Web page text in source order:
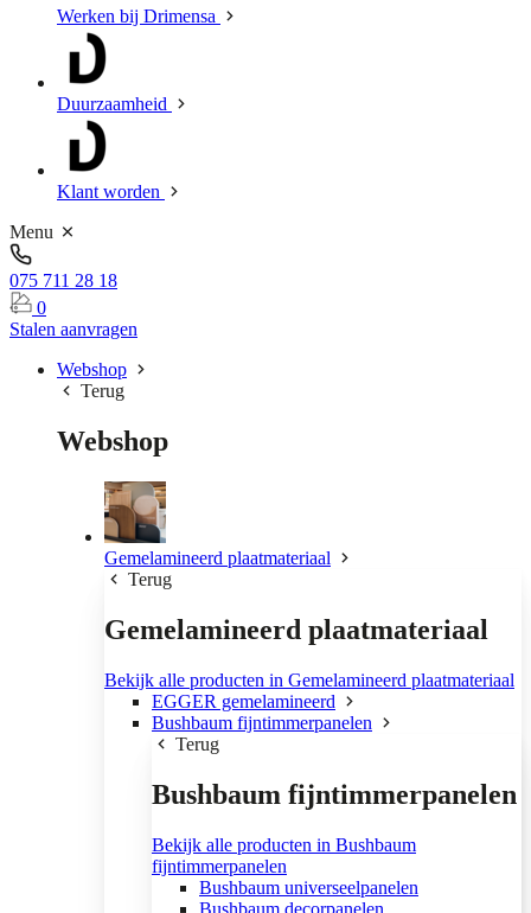
Werken bij Drimensa
Duurzaamheid
Klant worden
Menu
075 711 28 18
0
Stalen aanvragen
Webshop
Terug
Webshop
Gemelamineerd plaatmateriaal
Terug
Gemelamineerd plaatmateriaal
Bekijk alle producten in Gemelamineerd plaatmateriaal
EGGER gemelamineerd
Bushbaum fijntimmerpanelen
Terug
Bushbaum fijntimmerpanelen
Bekijk alle producten in Bushbaum
fijntimmerpanelen
Bushbaum universeelpanelen
Bushbaum decorpanelen